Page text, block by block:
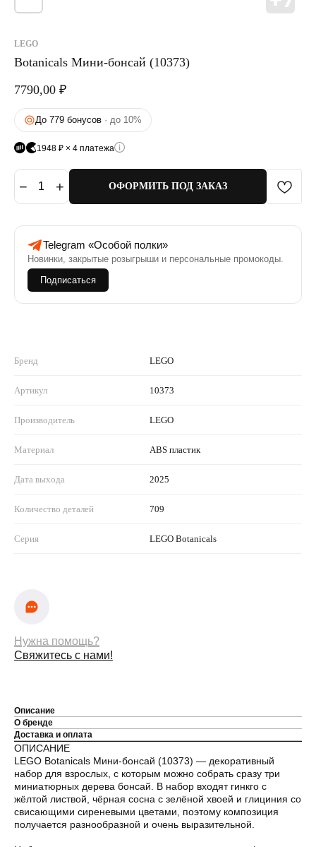
Botanicals Мини-бонсай (10373)
LEGO
7790,00 ₽
До 779 бонусов · до 10%
1948 ₽ × 4 платежа
− 1 + ОФОРМИТЬ ПОД ЗАКАЗ
Telegram «Особой полки»
Новинки, закрытые розыгрыши и персональные промокоды.
Подписаться
Бренд LEGO
Артикул 10373
Производитель LEGO
Материал ABS пластик
Дата выхода 2025
Количество деталей 709
Серия LEGO Botanicals
Нужна помощь?
Свяжитесь с нами!
Описание
О бренде
Доставка и оплата
ОПИСАНИЕ
LEGO Botanicals Мини-бонсай (10373) — декоративный
набор для взрослых, с которым можно собрать сразу три
миниатюрных дерева бонсай. В набор входят гинкго с
жёлтой листвой, чёрная сосна с зелёной хвоей и глициния со
свисающими сиреневыми цветами, поэтому композиция
получается разнообразной и очень выразительной.